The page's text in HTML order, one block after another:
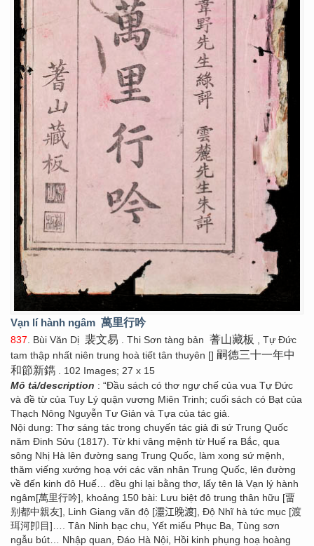
Vạn lí hành ngâm 萬里行吟
837. Bùi Văn Dị 裴文易 . Thi Sơn tàng bản 蓍山藏板 , Tự Đức
tam thập nhất niên trung hoà tiết tân thuyên [] 嗣德三十一年中
和節新鐫 . 102 Images; 27 x 15
Mô tả/description : “Đầu sách có thơ ngự chế của vua Tự Đức
và đề từ của Tuy Lý quận vương Miên Trinh; cuối sách có Bạt của
Thạch Nông Nguyễn Tư Giản và Tựa của tác giả.
Nội dung: Thơ sáng tác trong chuyến tác giả đi sứ Trung Quốc
năm Đinh Sửu (1817). Từ khi vâng mệnh từ Huế ra Bắc, qua
sông Nhị Hà lên đường sang Trung Quốc, làm xong sứ mệnh,
thăm viếng xướng hoạ với các văn nhân Trung Quốc, lên đường
về đến kinh đô Huế… đều ghi lại bằng thơ, lấy tên là Vạn lý hành
ngâm[萬里行吟], khoảng 150 bài: Lưu biệt đô trung thân hữu [畱
别都中親友], Linh Giang vãn độ [𤅷江晚渡], Độ Nhĩ hà tức mục [渡
珥河卽目]…. Tân Ninh bạc chu, Yết miếu Phục Ba, Tùng sơn
ngẫu bút… Nhập quan, Đáo Hà Nội, Hồi kinh phụng hoạ hoàng